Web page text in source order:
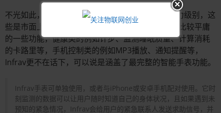
不光如此，Infrav还可以测量心电图、肾功能和压力级别，这
些是市面上许多智能手表都欠缺的。当然，说起来比较平庸
的一些功能，健康类的例如计步、监测睡眠质量、计算消耗
的卡路里等，手机控制类的例如MP3播放、通知提醒等，
Infrav更不在话下，可以说是涵盖了最完整的智能手表功能。
Infrav手表可单独使用，或者与iPhone或安卓手机配对使用。它时
刻监测的数据可以让用户随时知道自己的身体状况，且如果遇到未
预知的紧急情况，Infrav会给用户的紧急联系人发送求助信号，并